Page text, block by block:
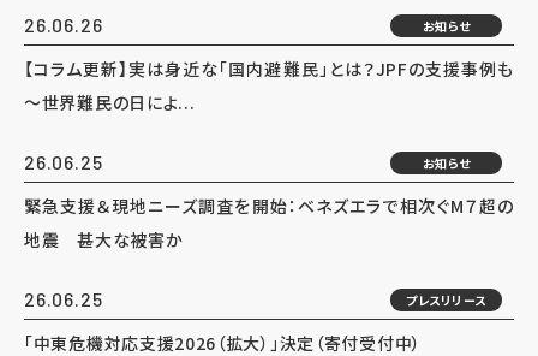
26.06.26 お知らせ
【コラム更新】実は身近な「国内避難民」とは？JPFの支援事例も
～世界難民の日によ...
26.06.25 お知らせ
緊急支援＆現地ニーズ調査を開始：ベネズエラで相次ぐM７超の
地震 甚大な被害か
26.06.25 プレスリリース
「中東危機対応支援2026（拡大）」決定（寄付受付中）